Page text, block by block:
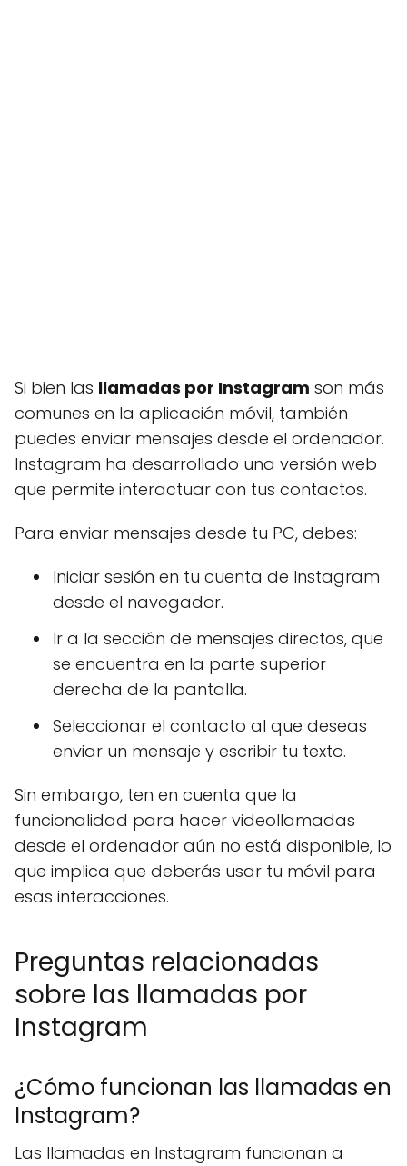
Si bien las llamadas por Instagram son más
comunes en la aplicación móvil, también
puedes enviar mensajes desde el ordenador.
Instagram ha desarrollado una versión web
que permite interactuar con tus contactos.
Para enviar mensajes desde tu PC, debes:
Iniciar sesión en tu cuenta de Instagram
desde el navegador.
Ir a la sección de mensajes directos, que
se encuentra en la parte superior
derecha de la pantalla.
Seleccionar el contacto al que deseas
enviar un mensaje y escribir tu texto.
Sin embargo, ten en cuenta que la
funcionalidad para hacer videollamadas
desde el ordenador aún no está disponible, lo
que implica que deberás usar tu móvil para
esas interacciones.
Preguntas relacionadas
sobre las llamadas por
Instagram
¿Cómo funcionan las llamadas en
Instagram?
Las llamadas en Instagram funcionan a